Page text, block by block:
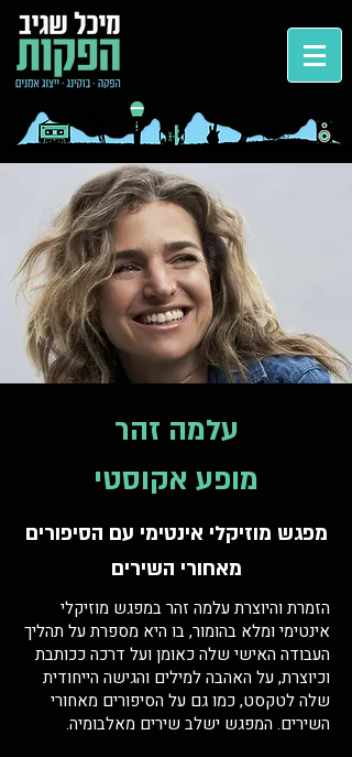
עלמה זהר
מופע אקוסטי
מפגש מוזיקלי אינטימי עם הסיפורים
מאחורי השירים
הזמרת והיוצרת עלמה זהר במפגש מוזיקלי
אינטימי ומלא בהומור, בו היא מספרת על תהליך
העבודה האישי שלה כאומן ועל דרכה ככותבת
וכיוצרת, על האהבה למילים והגישה הייחודית
שלה לטקסט, כמו גם על הסיפורים מאחורי
השירים. המפגש ישלב שירים מאלבומיה.